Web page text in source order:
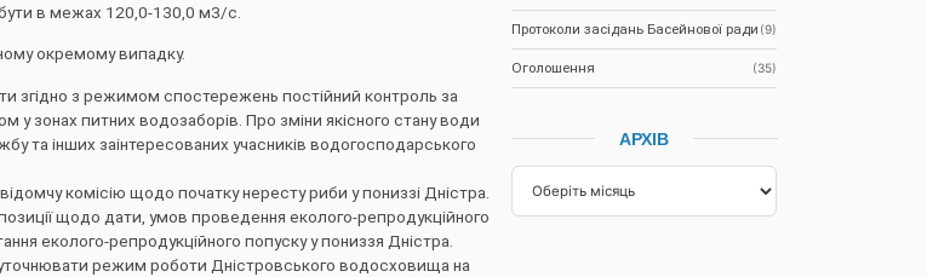
в межах 120,0-130,0 м3/с.
окремому випадку.
згідно з режимом спостережень постійний контроль за
зонах питних водозаборів. Про зміни якісного стану води
інших заінтересованих учасників водогосподарського
комісію щодо початку нересту риби у пониззі Дністра.
щодо дати, умов проведення еколого-репродукційного
еколого-репродукційного попуску у пониззя Дністра.
уточнювати режим роботи Дністровського водосховища на
Протоколи засідань Басейнової ради (9)
Оголошення (35)
АРХІВ